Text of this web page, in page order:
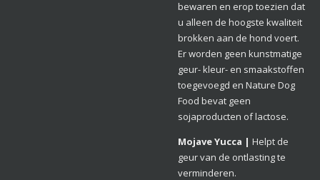
bewaren en erop toezien dat
u alleen de hoogste kwaliteit
brokken aan de hond voert.
Er worden geen kunstmatige
geur- kleur- en smaakstoffen
toegevoegd en Nature Dog
Food bevat geen
sojaproducten of lactose.
Mojave Yucca | Helpt de
geur van de ontlasting te
verminderen.